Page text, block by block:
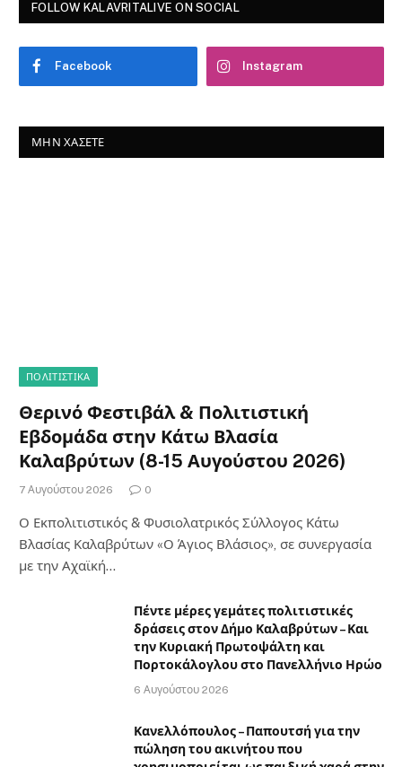
FOLLOW KALAVRITALIVE ON SOCIAL
Facebook Instagram
ΜΗΝ ΧΆΣΕΤΕ
ΠΟΛΙΤΙΣΤΙΚΑ
Θερινό Φεστιβάλ & Πολιτιστική
Εβδομάδα στην Κάτω Βλασία
Καλαβρύτων (8-15 Αυγούστου 2026)
7 Αυγούστου 2026 0
Ο Εκπολιτιστικός & Φυσιολατρικός Σύλλογος Κάτω
Βλασίας Καλαβρύτων «Ο Άγιος Βλάσιος», σε συνεργασία
με την Αχαϊκή…
Πέντε μέρες γεμάτες πολιτιστικές
δράσεις στον Δήμο Καλαβρύτων – Και
την Κυριακή Πρωτοψάλτη και
Πορτοκάλογλου στο Πανελλήνιο Ηρώο
6 Αυγούστου 2026
Κανελλόπουλος – Παπουτσή για την
πώληση του ακινήτου που